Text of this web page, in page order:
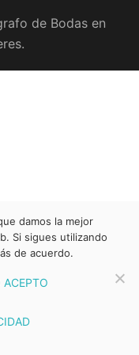
de Bodas en
damos la mejor
Si sigues utilizando
de acuerdo.
ACEPTO